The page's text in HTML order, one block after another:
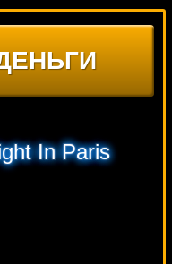
In Paris